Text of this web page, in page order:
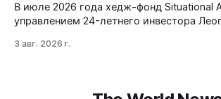
В июле 2026 года хедж-фонд Situational
управлением 24-летнего инвестора
потеряв $30 млрд за месяц. Причина —
3 авг. 2026 г.